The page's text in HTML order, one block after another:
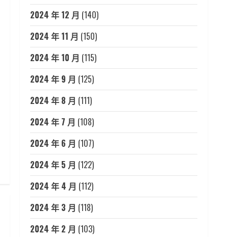
2024 年 12 月 (140)
2024 年 11 月 (150)
2024 年 10 月 (115)
2024 年 9 月 (125)
2024 年 8 月 (111)
2024 年 7 月 (108)
2024 年 6 月 (107)
2024 年 5 月 (122)
2024 年 4 月 (112)
2024 年 3 月 (118)
2024 年 2 月 (103)